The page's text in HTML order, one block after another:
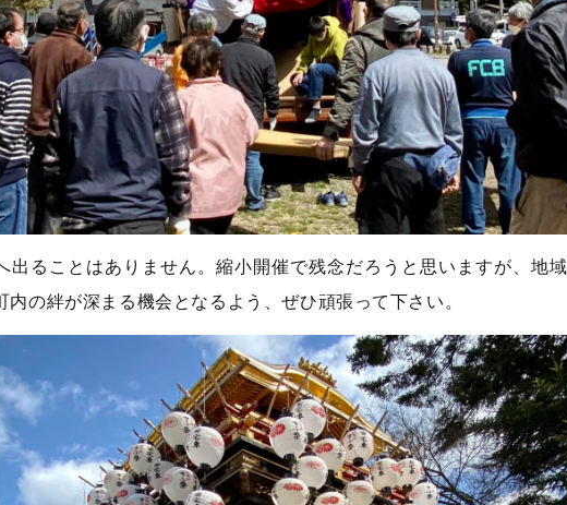
出ることはありません。縮小開催で残念だろうと思いますが、地域
内の絆が深まる機会となるよう、ぜひ頑張って下さい。